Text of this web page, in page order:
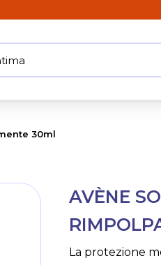
30ml
AVÈNE
La protezione
to
beginning